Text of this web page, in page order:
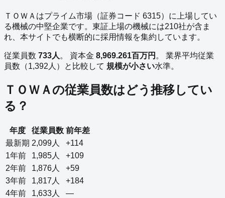
ＴＯＷＡ はプライム市場（証券コード 6315）に上場してい
る機械の中堅企業です。 東証上場の機械には210社が含ま
れ、本サイトでも横断的に採用情報を集約しています。
従業員数 733人 。 資本金 8,969.261百万円 。
業界平均従業
員数（1,392 人）と比較して 規模が小さい水準。
ＴＯＷＡの従業員数はどう推移してい
る？
年度 従業員数 前年差
最新期 2,099人
+114
1年前
1,985人
+109
2年前
1,876人
+59
3年前
1,817 人
+184
4年前
1,633人 —